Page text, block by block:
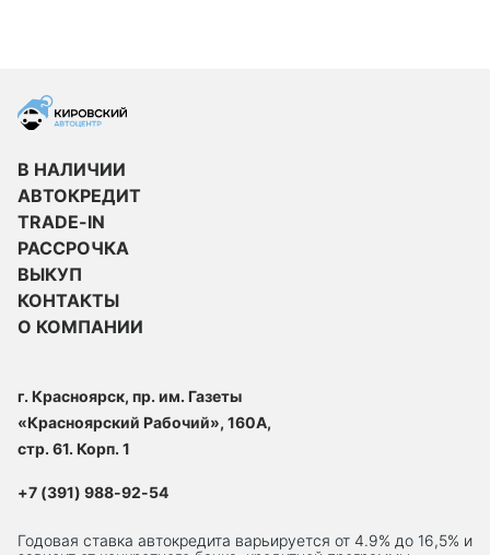
В НАЛИЧИИ
АВТОКРЕДИТ
TRADE-IN
РАССРОЧКА
ВЫКУП
КОНТАКТЫ
О КОМПАНИИ
г. Красноярск, пр. им. Газеты
«Красноярский Рабочий», 160А,
стр. 61. Корп. 1
+7 (391) 988-92-54
Годовая ставка автокредита варьируется от 4.9% до 16,5% и